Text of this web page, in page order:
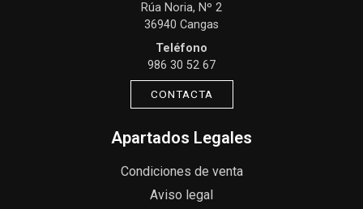
Rúa Noria, Nº 2
36940 Cangas
Teléfono
986 30 52 67
CONTACTA
Apartados Legales
Condiciones de venta
Aviso legal